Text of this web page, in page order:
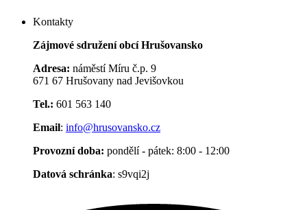
Kontakty
Zájmové sdružení obcí Hrušovansko
Adresa: náměstí Míru č.p. 9
671 67 Hrušovany nad Jevišovkou
Tel.: 601 563 140
Email: info@hrusovansko.cz
Provozní doba: pondělí - pátek: 8:00 - 12:00
Datová schránka: s9vqi2j